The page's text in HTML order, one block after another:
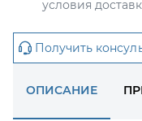
условия
Получить
ОПИСАНИЕ